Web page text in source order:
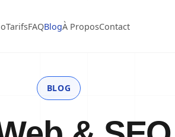
TarifsFAQBlogÀ ProposContact
BLOG